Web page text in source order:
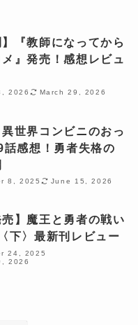
】『教師になってから
』発売！感想レビュ
2026 March 29, 2026
異世界コンビニのおっ
話感想！勇者失格の
8, 2025 June 15, 2026
売】魔王と勇者の戦い
下〉最新刊レビュー
24, 2025
2026